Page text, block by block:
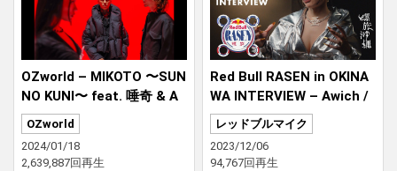
OZworld – MIKOTO 〜SUN
NO KUNI〜 feat. 唾奇 & A
wich（Prod. Ryosuke “Dr.
R” Sakai）
OZworld
2024/01/18
2,639,887回再生
Red Bull RASEN in OKINA
WA INTERVIEW – Awich /
唾奇 / OZworld / CHICO C
ARLITO｜Red Bull RASEN
レッドブルマイク
2023/12/06
94,767回再生